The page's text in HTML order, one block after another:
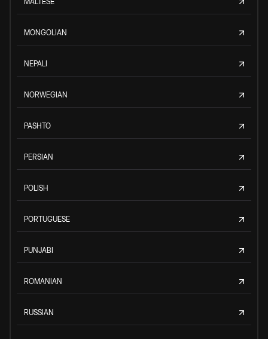
MONGOLIAN
NEPALI
NORWEGIAN
PASHTO
PERSIAN
POLISH
PORTUGUESE
PUNJABI
ROMANIAN
RUSSIAN